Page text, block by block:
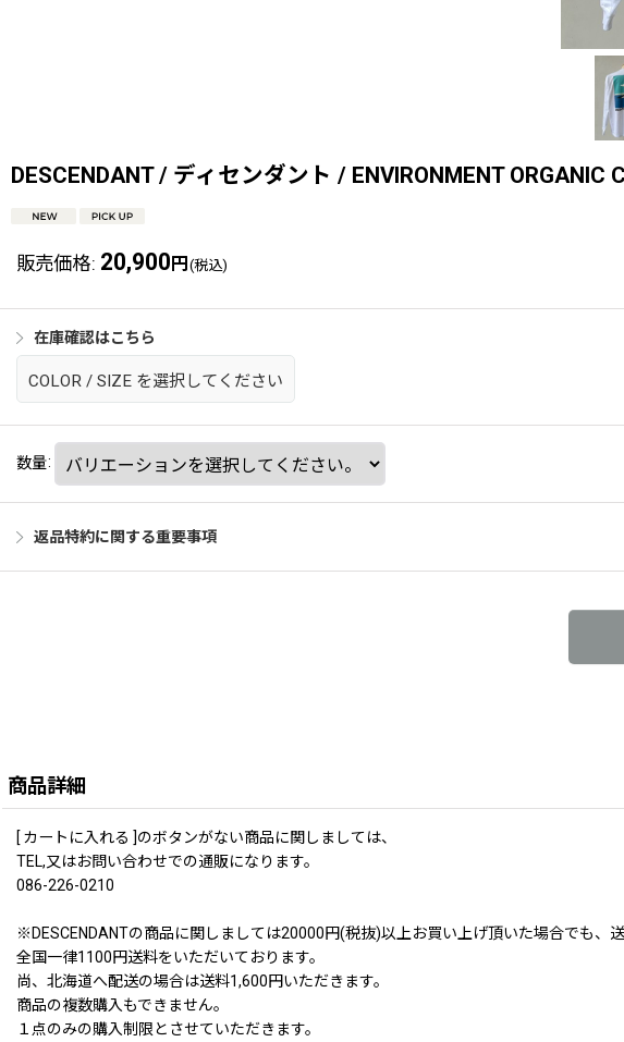
DESCENDANT / ディセンダント / ENVIRONMENT ORGANIC
販売価格: 20,900 円 (税込)
在庫確認はこちら
COLOR / SIZE を選択してください
数量:
返品特約に関する重要事項
商品詳細
[ カートに入れる ]のボタンがない商品に関しましては、
TEL,又はお問い合わせでの通販になります。
086-226-0210
※DESCENDANTの商品に関しましては20000円(税抜)以上お買い上げ頂いた場合でも、
全国一律1100円送料をいただいております。
尚、北海道へ配送の場合は送料1,600円いただきます。
商品の複数購入もできません。
１点のみの購入制限とさせていただきます。